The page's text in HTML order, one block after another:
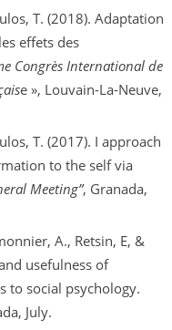
T. (2018). Adaptation
effets des
Congrès International de
e », Louvain-La-Neuve,
T. (2017). I approach
to the self via
Meeting”, Granada,
A., Retsin, E, &
usefulness of
to social psychology.
July.